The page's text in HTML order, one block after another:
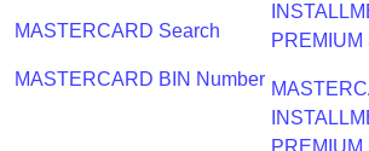
MASTERCARD Search
MASTERCARD BIN Number
PREMIUM
PREMIUM